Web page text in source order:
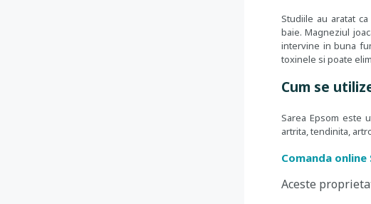
Studiile au aratat
baie.Magneziul
intervine in buna
toxinele si poate
Cum se
Sarea Epsom este
artrita, tendinita,
Comanda
Aceste